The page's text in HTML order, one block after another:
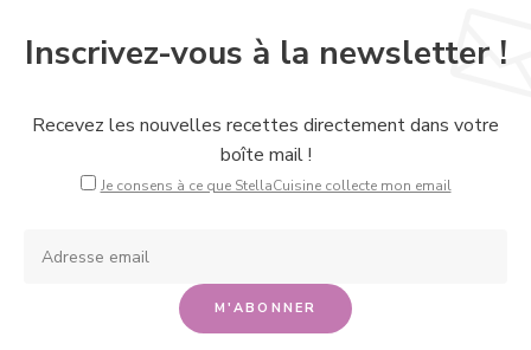
Inscrivez-vous à la newsletter !
Recevez les nouvelles recettes directement dans votre
boîte mail !
Je consens à ce que StellaCuisine collecte mon email